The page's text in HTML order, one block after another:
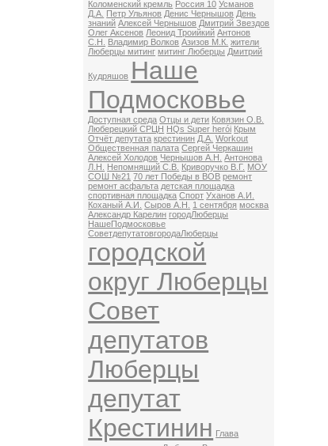
Коломенский кремль Россия 10 Усманов
Д.А. Петр Ульянов Денис Чернышов День
знаний Алексей Чернышов Дмитрий Звездов
Олег Аксенов Леонид Троийкий Антонов
С.Н.
Владимир Волков Азизов М.К. жители
Люберцы митинг митинг Люберцы Дмитрий
Кудряшов Наше
Подмосковье
Доступная среда Отцы и дети Ковязин О.В.
Люберецкий СРЦН HQs Super herói Крым
Отчёт депутата крестинин Д.А. Workout
Общественная палата Сергей Черкашин
Алексей Холодов Чернышов А.Н.
Антонова
Л.Н.
Непомнящий С.В. Криворучко В.Г. МОУ
СОШ №21 70 лет Победы в ВОВ ремонт
ремонт асфальта детская площадка
спортивная площадка Спорт Уханов А.И.
Коханый А.И.
Сыров А.Н. 1 сентября москва
Александр Карелин городЛюберцы
НашеПодмосковье
СоветдепутатовгородаЛюберцы
городской
округ Люберцы
Совет
депутатов
Люберцы
депутат
Крестинин Глава